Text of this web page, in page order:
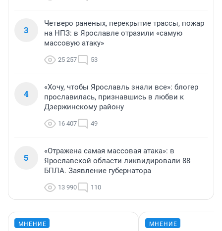
3
Четверо раненых, перекрытие трассы, пожар
на НПЗ: в Ярославле отразили «самую
массовую атаку»
25 257 53
4
«Хочу, чтобы Ярославль знали все»: блогер
прославилась, признавшись в любви к
Дзержинскому району
16 407 49
5
«Отражена самая массовая атака»: в
Ярославской области ликвидировали 88
БПЛА. Заявление губернатора
13 990 110
МНЕНИЕ МНЕНИЕ